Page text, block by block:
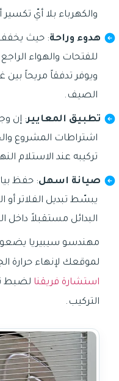
والكهرباء بلا أيّ
هدوء وراحة: حيث
للفتحات والهواء
ويوفر تدفقاً مريحاً
الصيف.
تطبيق المعايير: إن
اشتراطات المشروع
تركيبه عند الاستلام
صيانة اسهل: حفظ
يبسّط تبديل الفلاتر
البدائل مستقبلاً داخل
مهندسو سيبيريا
لموقعك لإنهاء حرارة
استشارة فريقنا لضبط
التركيب.